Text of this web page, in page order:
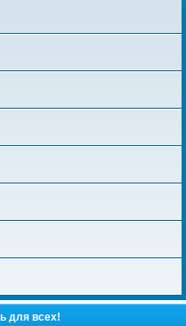
для всех!